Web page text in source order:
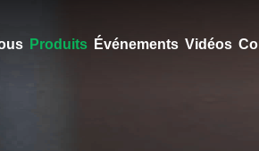
Produits Événements Vidéos